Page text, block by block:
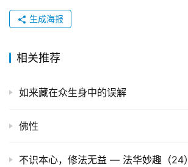
生成海报
相关推荐
如来藏在众生身中的误解
佛性
不识本心，修法无益 — 法华妙趣（24）